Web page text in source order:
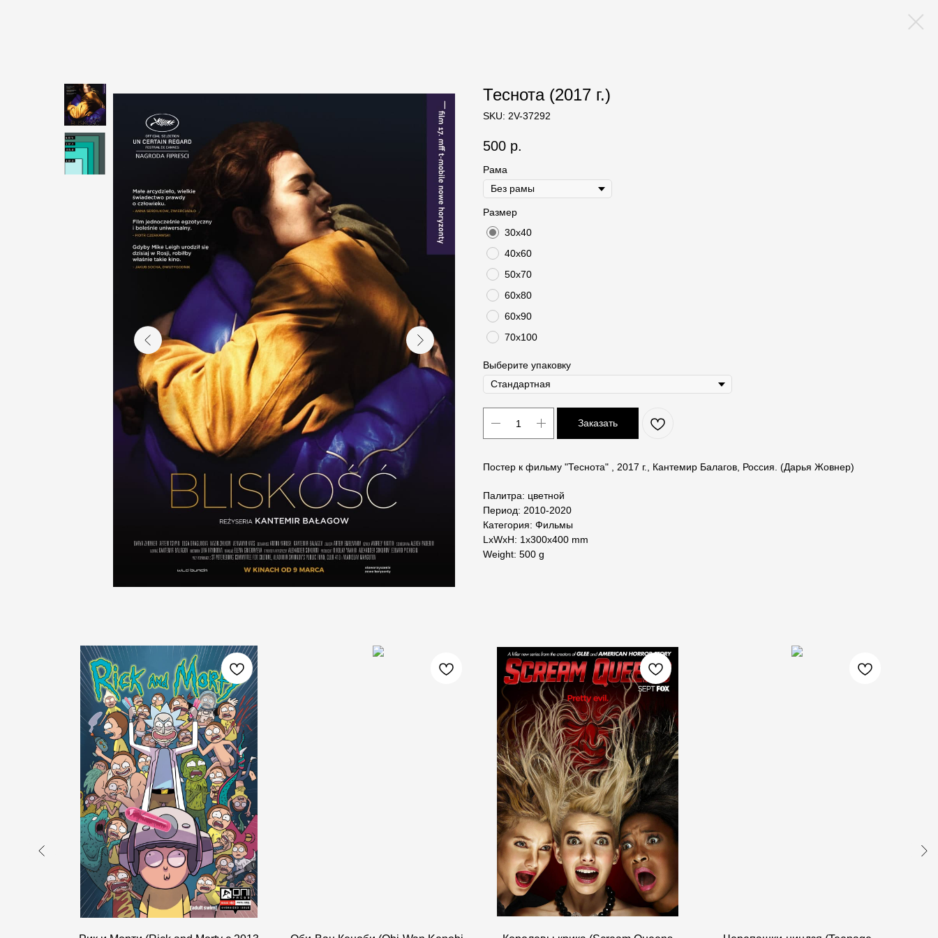
Теснота (2017 г.)
SKU: 2V-37292
500 р.
Рама
Размер
30х40
40х60
50х70
60х80
60х90
70х100
Выберите упаковку
Заказать
Постер к фильму "Теснота" , 2017 г., Кантемир Балагов, Россия. (Дарья Жовнер)
Палитра: цветной
Период: 2010-2020
Категория: Фильмы
LxWxH: 1x300x400 mm
Weight: 500 g